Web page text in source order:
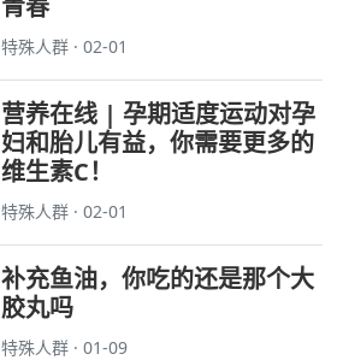
青春
特殊人群 · 02-01
营养在线 | 孕期适度运动对孕
妇和胎儿有益，你需要更多的
维生素C！
特殊人群 · 02-01
补充鱼油，你吃的还是那个大
胶丸吗
特殊人群 · 01-09